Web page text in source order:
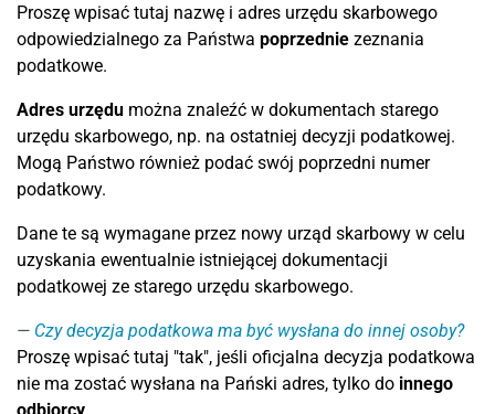
Proszę wpisać tutaj nazwę i adres urzędu skarbowego
odpowiedzialnego za Państwa poprzednie zeznania
podatkowe.
Adres urzędu można znaleźć w dokumentach starego
urzędu skarbowego, np. na ostatniej decyzji podatkowej.
Mogą Państwo również podać swój poprzedni numer
podatkowy.
Dane te są wymagane przez nowy urząd skarbowy w celu
uzyskania ewentualnie istniejącej dokumentacji
podatkowej ze starego urzędu skarbowego.
Czy decyzja podatkowa ma być wysłana do innej osoby?
Proszę wpisać tutaj "tak", jeśli oficjalna decyzja podatkowa
nie ma zostać wysłana na Pański adres, tylko do innego